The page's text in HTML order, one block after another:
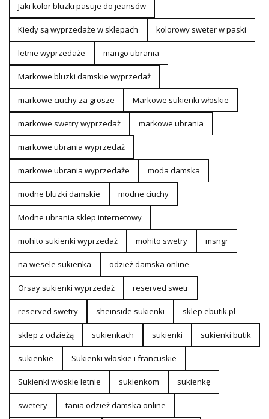
Jaki kolor bluzki pasuje do jeansów
Kiedy są wyprzedaże w sklepach kolorowy sweter w paski
letnie wyprzedaże mango ubrania
Markowe bluzki damskie wyprzedaż
markowe ciuchy za grosze Markowe sukienki włoskie
markowe swetry wyprzedaż markowe ubrania
markowe ubrania wyprzedaż
markowe ubrania wyprzedaże moda damska
modne bluzki damskie modne ciuchy
Modne ubrania sklep internetowy
mohito sukienki wyprzedaż mohito swetry msngr
na wesele sukienka odzież damska online
Orsay sukienki wyprzedaż reserved swetr
reserved swetry sheinside sukienki sklep ebutik.pl
sklep z odzieżą sukienkach sukienki sukienki butik
sukienkie Sukienki włoskie i francuskie
Sukienki włoskie letnie sukienkom sukienkę
swetery tania odzież damska online